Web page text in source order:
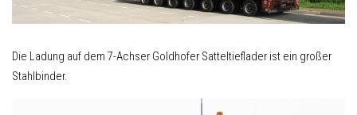
Die Ladung auf dem 7-Achser Goldhofer Satteltieflader ist ein großer
Stahlbinder.